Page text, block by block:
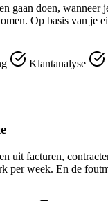
gaan doen, wanneer
Op basis van je
Klantanalyse
uit facturen,
per week. En de